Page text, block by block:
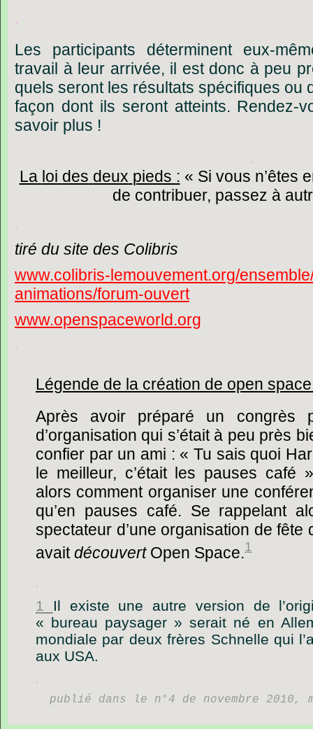
.
Les participants déterminent
eux-
travail à leur arrivée, il est donc à peu
quels seront les résultats spécifiques ou
façon dont ils seront atteints. Rendez-
savoir plus !
.
La loi des deux pieds : « Si vous n’êtes
de contribuer, passez à
.
tiré du site des Colibris
www.colibris-lemouvement.org/
animations/forum-ouvert
www.openspaceworld.org
.
Légende de la création de open space
Après
avoir préparé un congrès
d’organisation qui s’était à peu près
confier par un ami : « Tu sais quoi
le meilleur, c’était les pauses café
alors comment organiser une
qu’en pauses café. Se rappelant
spectateur d’une organisation de fête
avait découvert Open Space.1
.
1 Il existe une autre version de
« bureau paysager » serait né en
mondiale par deux frères Schnelle qui
aux USA.
.
publié dans le n°4 de novembre